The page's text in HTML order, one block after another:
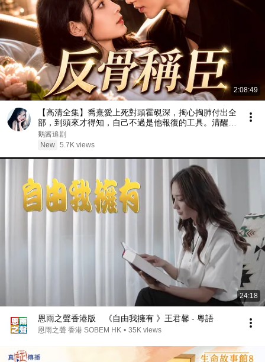
2:08:49
【高清全集】喬熹愛上死對頭霍硯深，掏心掏肺付出全
部，到頭來才得知，自己不過是他報復的工具。清醒的
她果斷抽身。霍硯深終於看清自己的真心，放下一身驕
傲，開啓瘋狂追妻火葬場模式！#情感 #都市 #drama
鹅酱追剧
New 5.7K views
24:18
恩雨之聲香港版 《自由我擁有 》王君馨 - 粵語
恩雨之聲 香港 SOBEM HK • 35K views